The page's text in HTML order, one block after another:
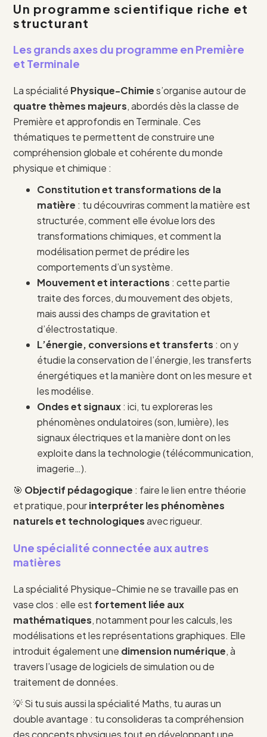
Un programme scientifique riche et
structurant
Les grands axes du programme en Première
et Terminale
La spécialité Physique-Chimies’organise autour de
quatre thèmes majeurs, abordés dès la classe de
Première et approfondis en Terminale. Ces
thématiques te permettent de construire une
compréhension globale et cohérente du monde
physique et chimique :
Constitution et transformations de la
matière : tu découvriras comment la matière est
structurée, comment elle évolue lors des
transformations chimiques, et comment la
modélisation permet de prédire les
comportements d’un système.
Mouvement et interactions : cette partie
traite des forces, du mouvement des objets,
mais aussi des champs de gravitation et
d’électrostatique.
L’énergie, conversions et transferts : on y
étudie la conservation de l’énergie, les transferts
énergétiques et la manière dont on les mesure et
les modélise.
Ondes et signaux: ici, tu exploreras les
phénomènes ondulatoires (son, lumière), les
signaux électriques et la manière dont on les
exploite dans la technologie (télécommunication,
imagerie…).
🎯 Objectif pédagogique : faire le lien entre théorie
et pratique, pourinterpréter les phénomènes
naturels et technologiquesavec rigueur.
Une spécialité connectée aux autres
matières
La spécialité Physique-Chimie ne se travaille pas en
vase clos : elle est fortement liée aux
mathématiques, notamment pour les calculs, les
modélisations et les représentations graphiques. Elle
introduit également une dimension numérique, à
travers l’usage de logiciels de simulation ou de
traitement de données.
💡 Si tu suis aussi la spécialité Maths, tu auras un
double avantage : tu consolideras ta compréhension
des concepts physiques tout en développant une